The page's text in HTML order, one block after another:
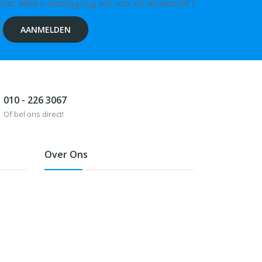
Meld u vandaag nog aan voor de nieuwsbrief !
AANMELDEN
010 - 226 3067
Of bel ons direct!
Over Ons